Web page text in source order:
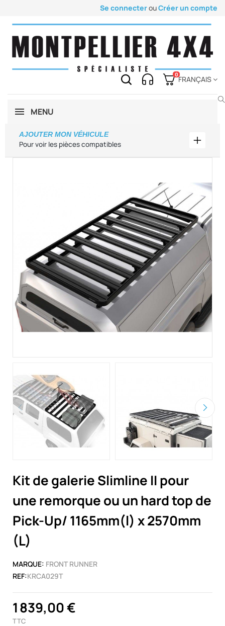
Se connecterouCréer un compte
0
FRANÇAIS
MENU
Pour voir les pièces compatibles
AJOUTER MON VÉHICULE
Kit de galerie Slimline II pour
une remorque ou un hard top de
Pick-Up/ 1165mm(l) x 2570mm
(L)
MARQUE: FRONT RUNNER
REF:KRCA029T
1 839,00 €
TTC